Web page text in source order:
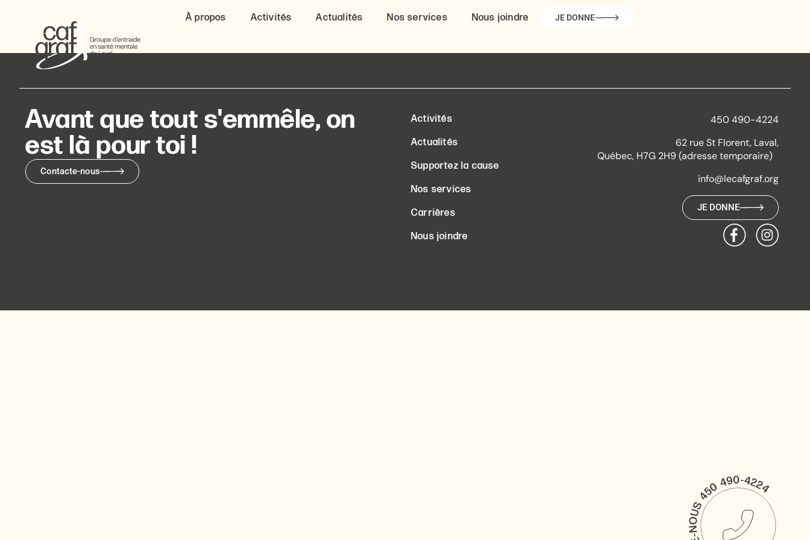
À propos Activités Actualités Nos services Nous joindre JE DONNE
Avant que tout s'emmêle, on
est là pour toi !
Contacte-nous
Activités
Actualités
Supportez la cause
Nos services
Carrières
Nous joindre
450 490-4224
62 rue St Florent, Laval,
Québec, H7G 2H9 (adresse temporaire)
info@lecafgraf.org
JE DONNE